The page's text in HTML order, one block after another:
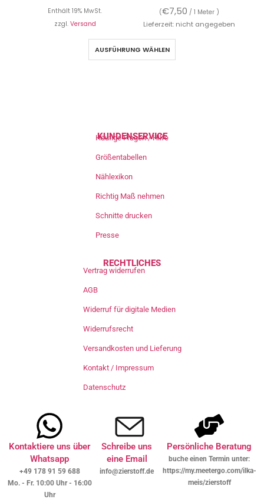
Enthält 19% MwSt. (€7,50 / 1 Meter )
zzgl. Versand Lieferzeit: nicht angegeben
AUSFÜHRUNG WÄHLEN
KUNDENSERVICE
Häufige Fragen / Hilfe
Größentabellen
Nählexikon
Richtig Maß nehmen
Schnitte drucken
Presse
RECHTLICHES
Vertrag widerrufen
AGB
Widerruf für digitale Medien
Widerrufsrecht
Versandkosten und Lieferung
Kontakt / Impressum
Datenschutz
Kontaktiere uns über
Whatsapp
+49 178 91 59 688
Mo. - Fr. 10:00 Uhr - 16:00
Uhr
Schreibe uns
eine Email
info@zierstoff.de
Persönliche Beratung
buche einen Termin unter:
https://my.meetergo.com/ilka-
meis/zierstoff